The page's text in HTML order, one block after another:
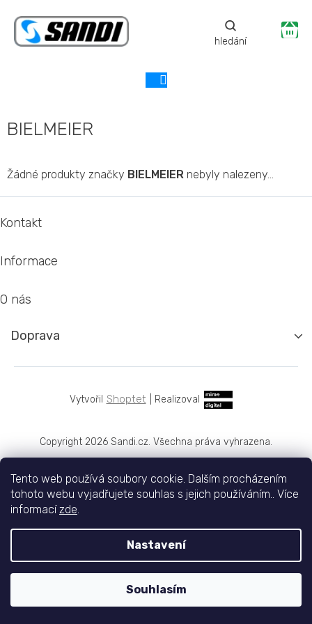
Tento web používá soubory cookie. Dalším procházením
tohoto webu vyjadřujete souhlas s jejich používáním.. Více
informacízde.
Nastavení
Souhlasím
obsah
BIELMEIER
Žádné produkty značky BIELMEIER nebyly nalezeny...
á
t
Kontakt
Informace
O nás
Doprava
Shoptet Realizoval
Copyright 2026 Sandi.cz. Všechna práva vyhrazena.